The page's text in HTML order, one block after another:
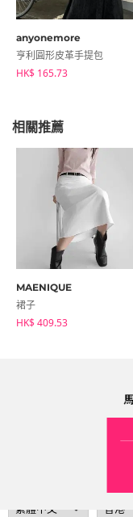
anyonemore
亨利圓形皮革手提包
HK$ 165.73
相關推薦
MAENIQUE
裙子
HK$ 409.53
服務條款
Address: A-301, 114, Gasan
Tel: 30084409 (Hong Kong)